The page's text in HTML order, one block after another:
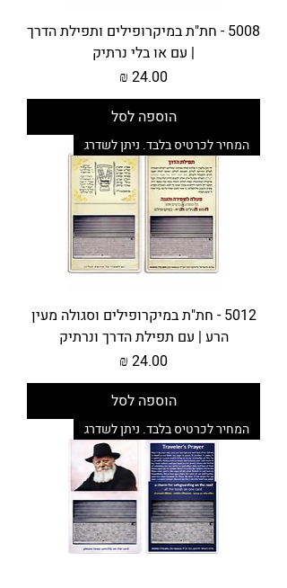
5008 - חת"ת במיקרופילים ותפילת הדרך
| עם או בלי נרתיק
מחיר
הוספה לסל
המחיר לכרטיס בלבד. ניתן לשדרג
5012 - חת"ת במיקרופילים וסגולה מעין
הרע | עם תפילת הדרך ונרתיק
מחיר
הוספה לסל
המחיר לכרטיס בלבד. ניתן לשדרג